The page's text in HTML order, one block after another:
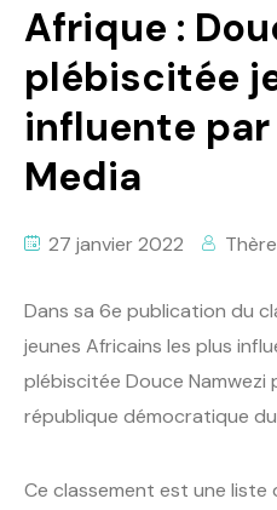
Afrique :
plébiscitée
influente par
Media
27 janvier 2022
Dans sa 6e publication du
jeunes Africains les plus
plébiscitée Douce Namwezi
république démocratique
Ce classement est une liste